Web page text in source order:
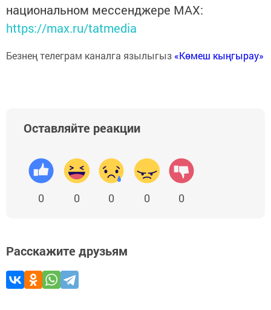
национальном мессенджере MАХ:
https://max.ru/tatmedia
Безнең телеграм каналга язылыгыз «Көмеш кыңгырау»
Оставляйте реакции
0 0 0 0 0
Расскажите друзьям